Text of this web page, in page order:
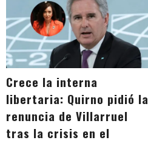
Crece la interna
libertaria: Quirno pidió la
renuncia de Villarruel
tras la crisis en el